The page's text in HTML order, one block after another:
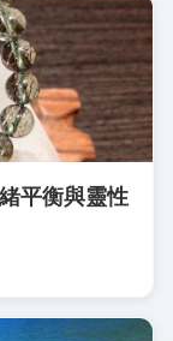
平衡與靈性